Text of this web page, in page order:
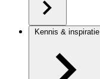
Kennis & inspiratie